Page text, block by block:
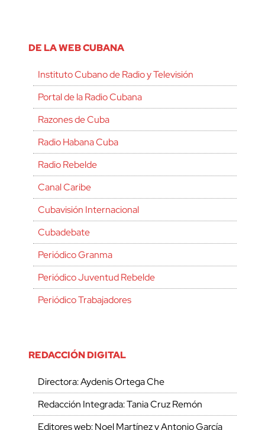
DE LA WEB CUBANA
Instituto Cubano de Radio y Televisión
Portal de la Radio Cubana
Razones de Cuba
Radio Habana Cuba
Radio Rebelde
Canal Caribe
Cubavisión Internacional
Cubadebate
Periódico Granma
Periódico Juventud Rebelde
Periódico Trabajadores
REDACCIÓN DIGITAL
Directora: Aydenis Ortega Che
Redacción Integrada: Tania Cruz Remón
Editores web: Noel Martínez y Antonio García